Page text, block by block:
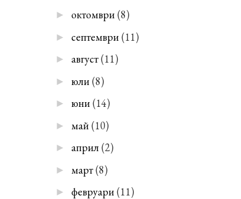
► октомври(8)
► септември (11)
► август(11)
► юли (8)
► юни(14)
► май (10)
► април(2)
► март(8)
► февруари(11)